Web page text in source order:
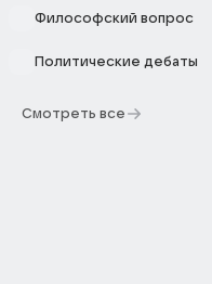
Философский вопрос
Политические дебаты
Смотреть все